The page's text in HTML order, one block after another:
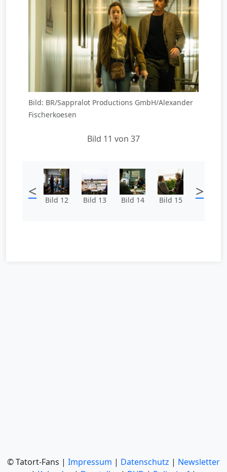
Bild: BR/Sappralot Productions GmbH/Alexander
Fischerkoesen
Bild 11 von 37
< Bild 12 Bild 13 Bild 14 Bild 15 >
© Tatort-Fans | Impressum | Datenschutz | Newsletter